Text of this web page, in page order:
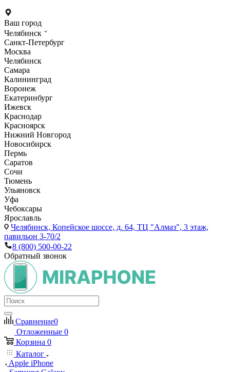
Ваш город
Челябинск
Санкт-Петербург
Москва
Челябинск
Самара
Калининград
Воронеж
Екатеринбург
Ижевск
Краснодар
Красноярск
Нижний Новгород
Новосибирск
Пермь
Саратов
Сочи
Тюмень
Ульяновск
Уфа
Чебоксары
Ярославль
Челябинск, Копейское шоссе, д. 64, ТЦ "Алмаз", 3 этаж,
павильон 3-70/2
8 (800) 500-00-22
Обратный звонок
Сравнение0
Отложенные 0
Корзина 0
Каталог
Apple iPhone